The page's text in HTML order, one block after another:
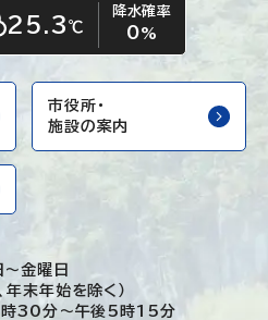
天気
25.3℃
降水確率
0%
市役所・
施設の案内
～金曜日
年末年始を除く）
30分～午後5時15分